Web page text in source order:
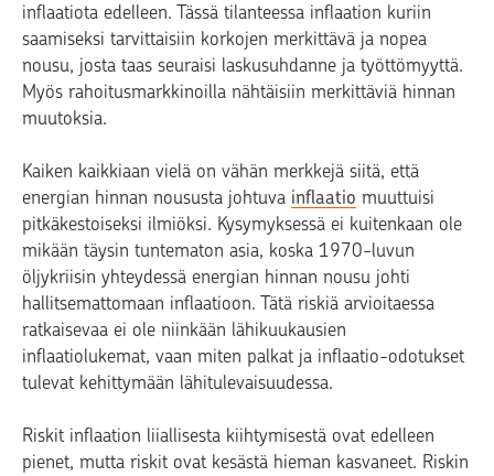
inflaatiota edelleen. Tässä tilanteessa inflaation kuriin
saamiseksi tarvittaisiin korkojen merkittävä ja nopea
nousu, josta taas seuraisi laskusuhdanne ja työttömyyttä.
Myös rahoitusmarkkinoilla nähtäisiin merkittäviä hinnan
muutoksia.
Kaiken kaikkiaan vielä on vähän merkkejä siitä, että
energian hinnan noususta johtuva inflaatio muuttuisi
pitkäkestoiseksi ilmiöksi. Kysymyksessä ei kuitenkaan ole
mikään täysin tuntematon asia, koska 1970-luvun
öljykriisin yhteydessä energian hinnan nousu johti
hallitsemattomaan inflaatioon. Tätä riskiä arvioitaessa
ratkaisevaa ei ole niinkään lähikuukausien
inflaatiolukemat, vaan miten palkat ja inflaatio-odotukset
tulevat kehittymään lähitulevaisuudessa.
Riskit inflaation liiallisesta kiihtymisestä ovat edelleen
pienet, mutta riskit ovat kesästä hieman kasvaneet. Riskin